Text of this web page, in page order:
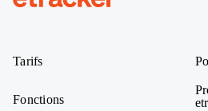
Tarifs
Fonctions